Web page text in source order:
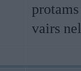
vairs